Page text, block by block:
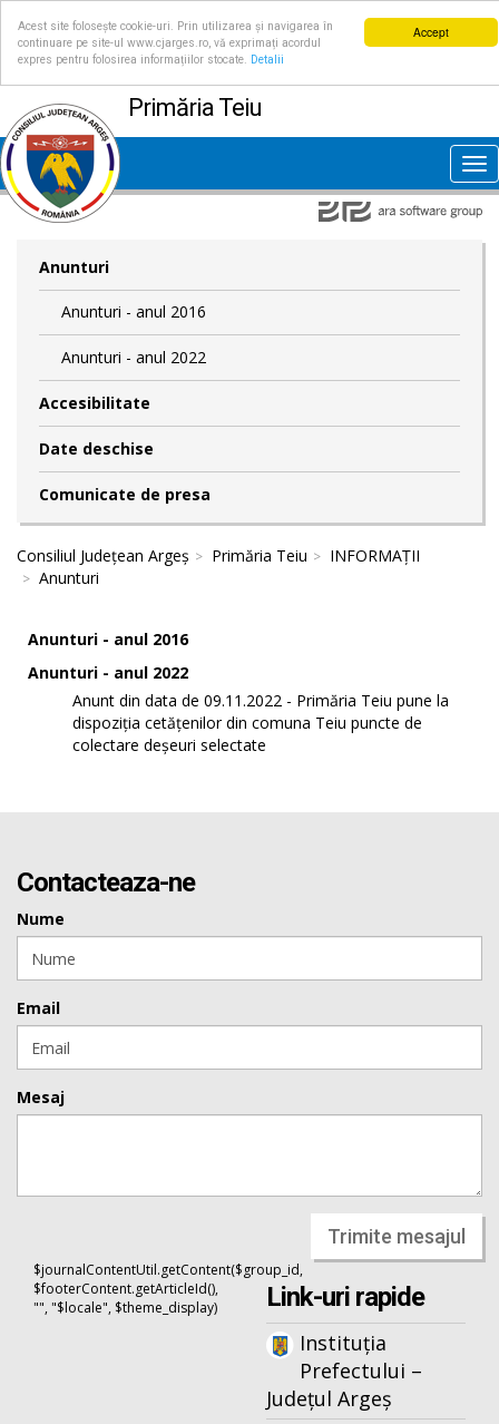
Accept
Acest site folosește cookie-uri. Prin utilizarea și navigarea în
continuare pe site-ul www.cjarges.ro, vă exprimați acordul
expres pentru folosirea informațiilor stocate.
Detalii
Primăria Teiu
Anunturi
Anunturi - anul 2016
Anunturi - anul 2022
Accesibilitate
Date deschise
Comunicate de presa
Consiliul Județean Argeș Primăria Teiu
INFORMAȚII
Anunturi
Anunturi - anul 2016
Anunturi - anul 2022
Anunt din data de 09.11.2022 - Primăria Teiu pune la
dispoziția cetățenilor din comuna Teiu puncte de
colectare deșeuri selectate
Contacteaza-ne
Nume
Email
Mesaj
Trimite mesajul
$journalContentUtil.getContent($group_id,
$footerContent.getArticleId(),
"", "$locale", $theme_display)
Link-uri rapide
Instituția
Prefectului –
Județul Argeș